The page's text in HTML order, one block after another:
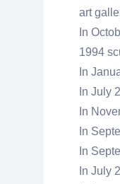
art
In
1994
In
In July
In
In
In
In July